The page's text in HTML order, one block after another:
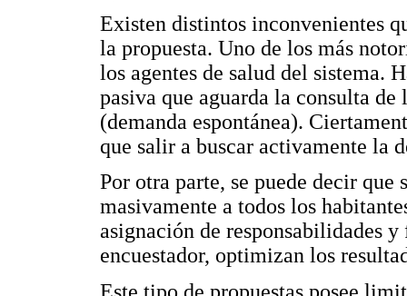
Existen distintos inconvenientes
la propuesta. Uno de los más
los agentes de salud del sistema.
pasiva que aguarda la consulta
(demanda espontánea).
que salir a buscar activamente la
Por otra parte, se puede decir
masivamente a todos los
asignación de responsabilidades
encuestador, optimizan los
Este tipo de propuestas posee